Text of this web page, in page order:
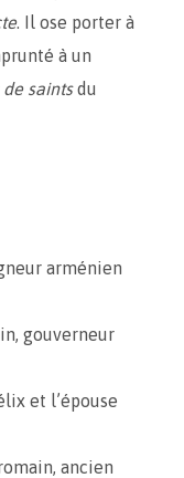
. Il ose porter à
à un
de saintsdu
arménien
gouverneur
et l’épouse
ancien